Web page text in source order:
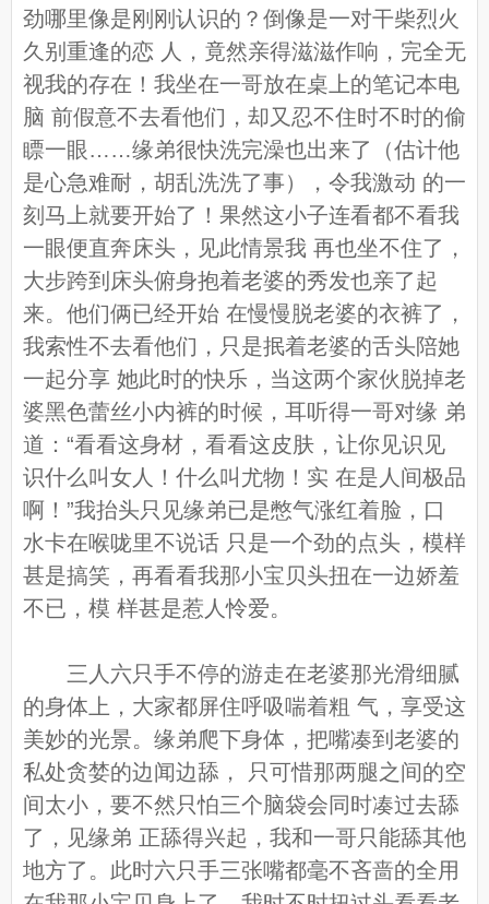
劲哪里像是刚刚认识的？倒像是一对干柴烈火
久别重逢的恋 人，竟然亲得滋滋作响，完全无
视我的存在！我坐在一哥放在桌上的笔记本电
脑 前假意不去看他们，却又忍不住时不时的偷
瞟一眼……缘弟很快洗完澡也出来了（估计他
是心急难耐，胡乱洗洗了事），令我激动 的一
刻马上就要开始了！果然这小子连看都不看我
一眼便直奔床头，见此情景我 再也坐不住了，
大步跨到床头俯身抱着老婆的秀发也亲了起
来。他们俩已经开始 在慢慢脱老婆的衣裤了，
我索性不去看他们，只是抿着老婆的舌头陪她
一起分享 她此时的快乐，当这两个家伙脱掉老
婆黑色蕾丝小内裤的时候，耳听得一哥对缘 弟
道：“看看这身材，看看这皮肤，让你见识见
识什么叫女人！什么叫尤物！实 在是人间极品
啊！”我抬头只见缘弟已是憋气涨红着脸，口
水卡在喉咙里不说话 只是一个劲的点头，模样
甚是搞笑，再看看我那小宝贝头扭在一边娇羞
不已，模 样甚是惹人怜爱。
三人六只手不停的游走在老婆那光滑细腻
的身体上，大家都屏住呼吸喘着粗 气，享受这
美妙的光景。缘弟爬下身体，把嘴凑到老婆的
私处贪婪的边闻边舔， 只可惜那两腿之间的空
间太小，要不然只怕三个脑袋会同时凑过去舔
了，见缘弟 正舔得兴起，我和一哥只能舔其他
地方了。此时六只手三张嘴都毫不吝啬的全用